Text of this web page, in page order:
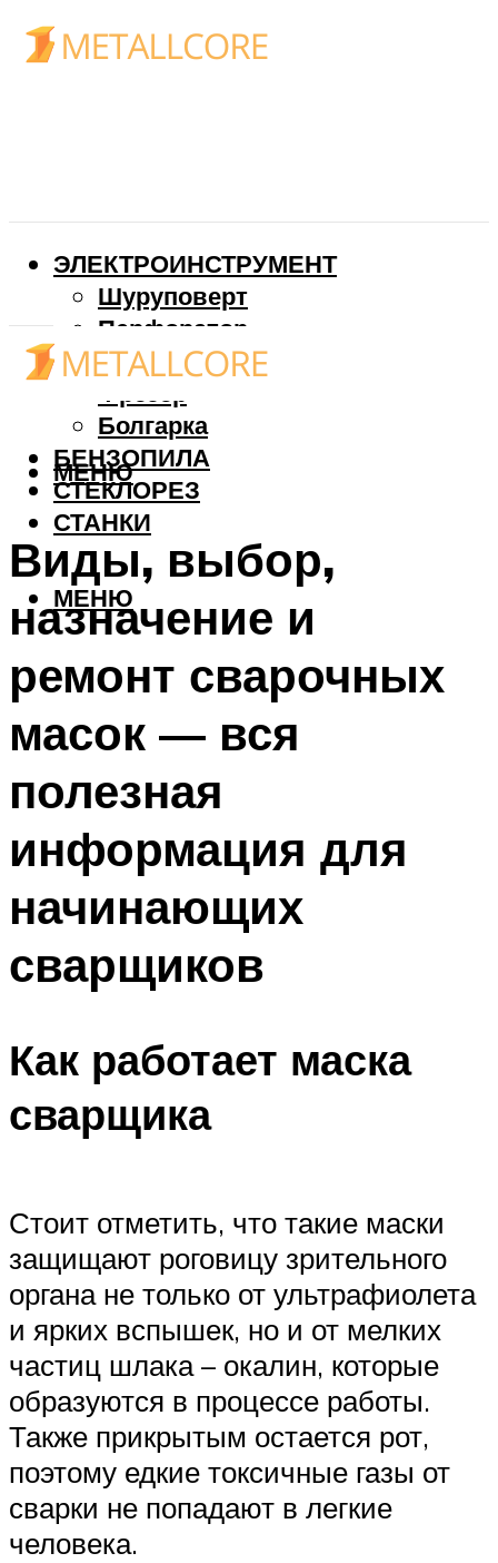
ЭЛЕКТРОИНСТРУМЕНТ
Шуруповерт
Перфоратор
Дрель
Фрезер
Болгарка
БЕНЗОПИЛА
СТЕКЛОРЕЗ
СТАНКИ
МЕНЮ
МЕНЮ
Виды, выбор,
назначение и
ремонт сварочных
масок — вся
полезная
информация для
начинающих
сварщиков
Как работает маска
сварщика
Стоит отметить, что такие маски
защищают роговицу зрительного
органа не только от ультрафиолета
и ярких вспышек, но и от мелких
частиц шлака – окалин, которые
образуются в процессе работы.
Также прикрытым остается рот,
поэтому едкие токсичные газы от
сварки не попадают в легкие
человека.